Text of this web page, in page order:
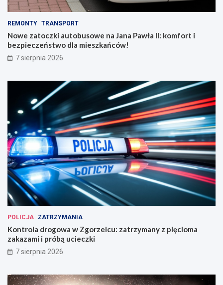
REMONTY TRANSPORT
Nowe zatoczki autobusowe na Jana Pawła II: komfort i
bezpieczeństwo dla mieszkańców!
7 sierpnia 2026
POLICJA ZATRZYMANIA
Kontrola drogowa w Zgorzelcu: zatrzymany z pięcioma
zakazami i próbą ucieczki
7 sierpnia 2026